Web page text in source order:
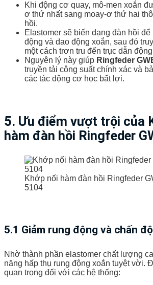
Khi động cơ quay, mô-men xoắn
ơ thứ nhất sang moay-ơ thứ hai
hồi.
Elastomer sẽ biến dạng đàn hồi để
động và dao động xoắn, sau đó
một cách trơn tru đến trục dẫn
Nguyên lý này giúp Ringfeder
truyền tải công suất chính xác và
các tác động cơ học bất lợi.
5. Ưu điểm vượt trội của
hàm đàn hồi Ringfeder
Khớp nối hàm đàn hồi Ringfeder
5104
5.1 Giảm rung động và chấn
Nhờ thành phần elastomer chất lượng
năng hấp thụ rung động xoắn tuyệt vời.
quan trọng đối với các hệ thống: